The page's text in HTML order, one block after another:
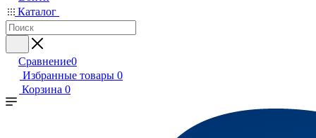
Каталог
Сравнение0
Избранные товары 0
Корзина 0